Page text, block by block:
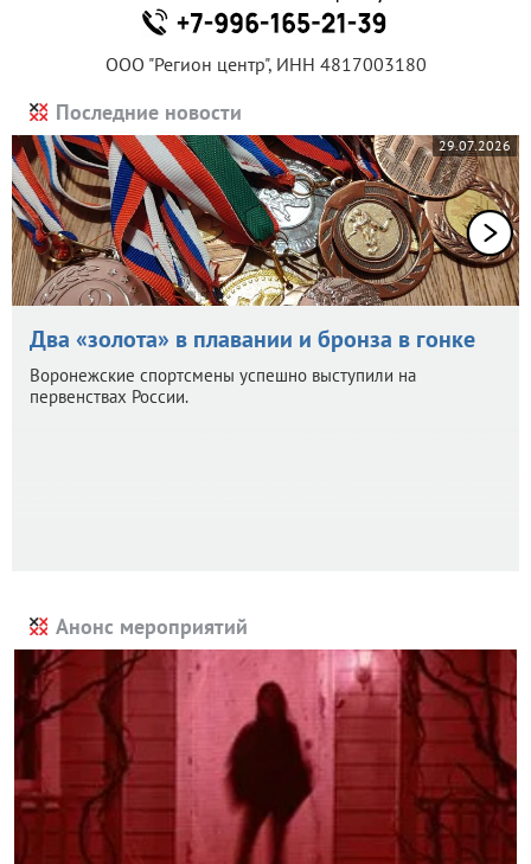
ООО "Регион центр", ИНН 4817003180
Последние новости
29.07.2026
Два «золота» в плавании и бронза в гонке
Воронежские спортсмены успешно выступили на
первенствах России.
Анонс мероприятий